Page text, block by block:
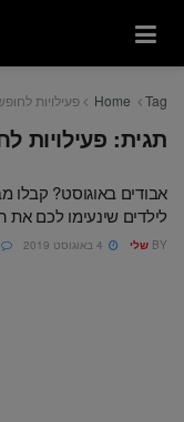
Home Tag פעילויות
תגית: פעילויות
אבודים באוגוסט? קבלו
לילדים שינעימו לכם את
BY שלי